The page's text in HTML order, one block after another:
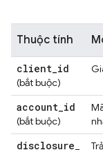
Thuộc tính
client_id
(bắt buộc)
account_id
(bắt buộc)
disclosure_